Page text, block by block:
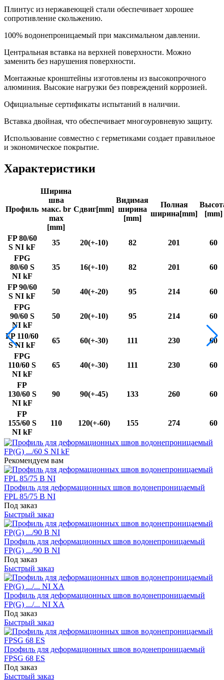
Плинтус из нержавеющей стали обеспечивает хорошее
сопротивление скольжению.
100% водонепроницаемый при максимальном давлении.
Центральная вставка на верхней поверхности. Можно
заменить без нарушения поверхности.
Монтажные кронштейны изготовлены из высокопрочного
алюминия. Высокие нагрузки без повреждений коррозией.
Официальные сертификаты испытаний в наличии.
Вставка двойная, что обеспечивает многоуровневую защиту.
Использование совместно с герметиками создает правильное
и экономическое покрытие.
Характеристики
Профиль
Ширина
шва
макс. br
max
[mm]
Сдвиг[mm]
Видимая
ширина
[mm]
Полная
ширина[mm]
[mm]
FP 80/60
S NI kF
35 20(+-10) 82 201
60
FPG
80/60 S
NI kF
35 16(+-10) 82 201 60
FP 90/60
S NI kF
50 40(+-20) 95 214
60
FPG
90/60 S
NI kF
50 20(+-10) 95 214 60
FP 110/60
S NI kF
65 60(+-30) 111 230
60
FPG
110/60 S
NI kF
65 40(+-30) 111 230 60
FP
130/60 S
NI kF
90 90(+-45) 133 260 60
FP
155/60 S
NI kF
110 120(+-60) 155 274 60
Рекомендуем вам
Профиль для деформационных швов водонепроницаемый
FPL 85/75 B NI
Под заказ
Быстрый заказ
Профиль для деформационных швов водонепроницаемый
FP(G) .../90 B NI
Под заказ
Быстрый заказ
Профиль для деформационных швов водонепроницаемый
FP(G) .../... NI XA
Под заказ
Быстрый заказ
Профиль для деформационных швов водонепроницаемый
FPSG 68 ES
Под заказ
Быстрый заказ